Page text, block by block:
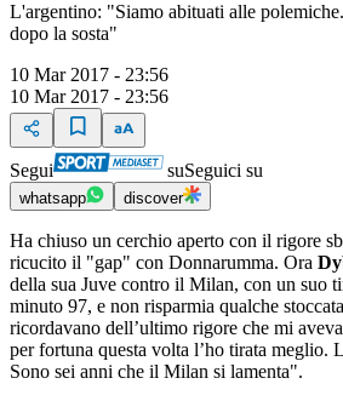
L'argentino: "Siamo abituati alle
dopo la sosta"
10 Mar 2017 - 23:56
10 Mar 2017 - 23:56
Segui suSeguici su
whatsapp discover
Ha chiuso un cerchio aperto con il rigore
ricucito il "gap" con Donnarumma. Ora
della sua Juve contro il Milan, con un suo
minuto 97, e non risparmia qualche
ricordavano dell’ultimo rigore che mi
per fortuna questa volta l’ho tirata meglio.
Sono sei anni che il Milan si lamenta".